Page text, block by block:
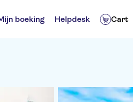
boeking Helpdesk Cart